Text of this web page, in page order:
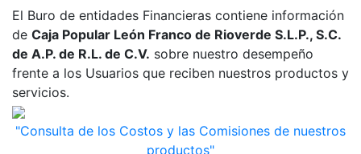
El Buro de entidades Financieras contiene información
de Caja Popular León Franco de Rioverde S.L.P., S.C.
de A.P. de R.L. de C.V. sobre nuestro desempeño
frente a los Usuarios que reciben nuestros productos y
servicios.
"Consulta de los Costos y las Comisiones de nuestros
productos"